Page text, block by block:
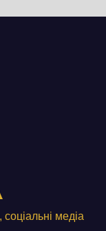
медіа